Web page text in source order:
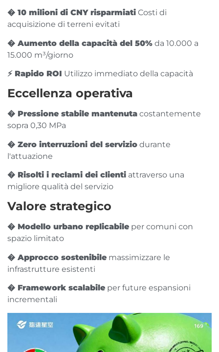
� 10 milioni di CNY risparmiati Costi di
acquisizione di terreni evitati
� Aumento della capacità del 50% da 10.000 a
15.000 m³/giorno
⚡ Rapido ROI Utilizzo immediato della capacità
Eccellenza operativa
� Pressione stabile mantenuta costantemente
sopra 0,30 MPa
� Zero interruzioni del servizio durante
l'attuazione
� Risolti i reclami dei clienti attraverso una
migliore qualità del servizio
Valore strategico
�️ Modello urbano replicabile per comuni con
spazio limitato
� Approcco sostenibile massimizzare le
infrastrutture esistenti
� Framework scalabile per future espansioni
incrementali